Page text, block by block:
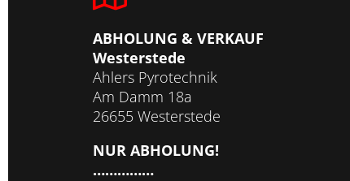
ABHOLUNG & VERKAUF
Westerstede
Ahlers Pyrotechnik
Am Damm 18a
26655 Westerstede
NUR ABHOLUNG!
……………